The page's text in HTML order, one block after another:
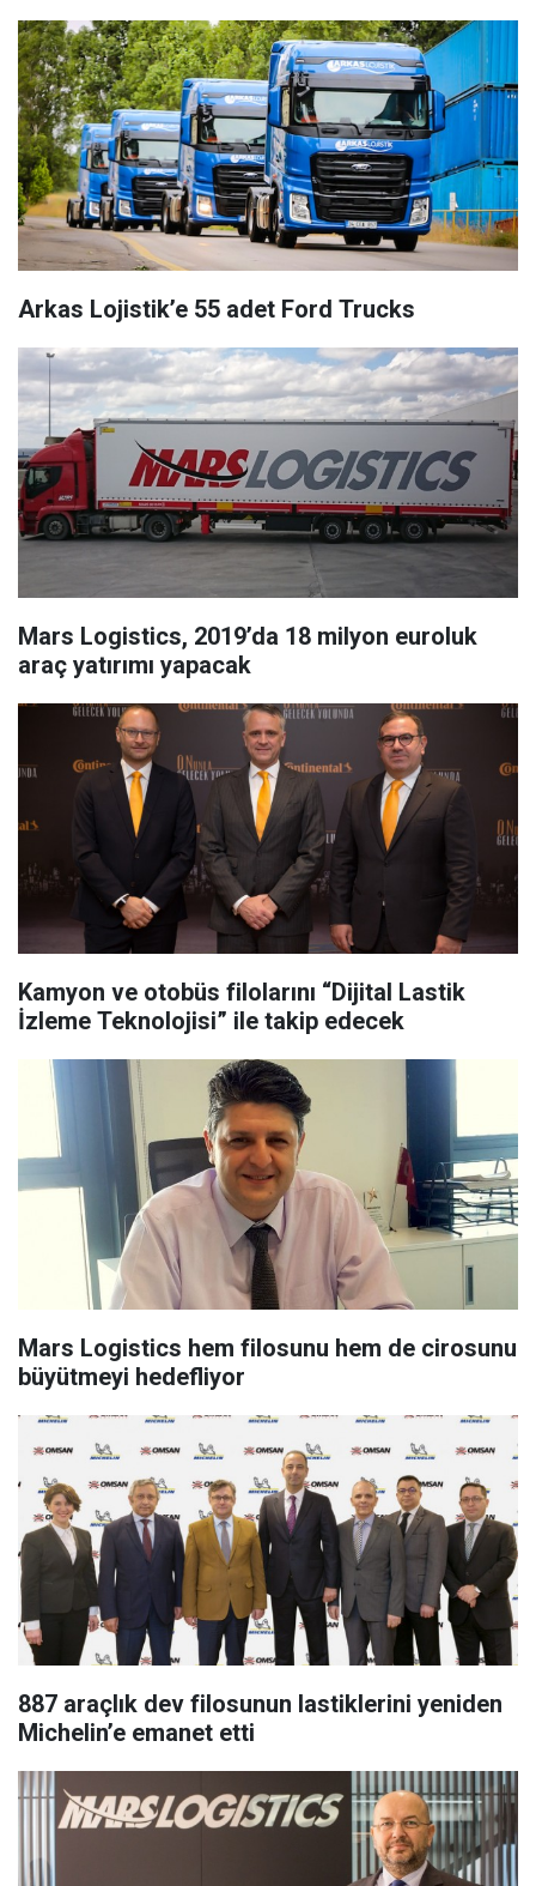
Arkas Lojistik’e 55 adet Ford Trucks
Mars Logistics, 2019’da 18 milyon euroluk
araç yatırımı yapacak
Kamyon ve otobüs filolarını “Dijital Lastik
İzleme Teknolojisi” ile takip edecek
Mars Logistics hem filosunu hem de cirosunu
büyütmeyi hedefliyor
887 araçlık dev filosunun lastiklerini yeniden
Michelin’e emanet etti